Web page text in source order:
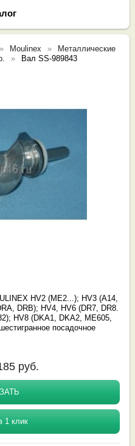
Moulinex
Металлические
Вал SS-989843
HV2 (ME2...); HV3 (А14,
DRB); HV4, HV6 (DR7, DR8.
HV8 (DKA1, DKA2, ME605,
посадочное
руб.
1 клик